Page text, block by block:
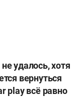
удалось, хотя
вернуться
play всё равно